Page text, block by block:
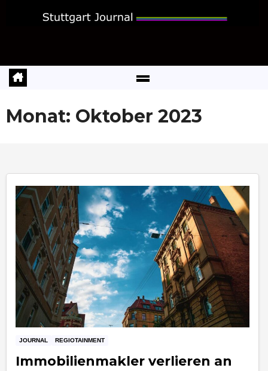
Monat: Oktober 2023
JOURNAL REGIOTAINMENT
Immobilienmakler verlieren an